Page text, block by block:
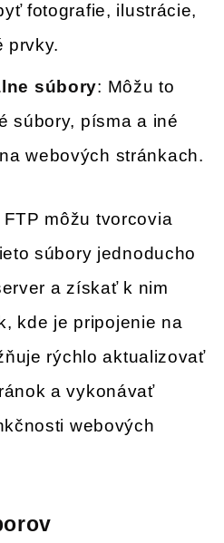
fotografie, ilustrácie,
prvky.
súbory: Môžu to
súbory, písma a iné
webových stránkach.
môžu tvorcovia
súbory jednoducho
a získať k nim
kde je pripojenie na
rýchlo aktualizovať
a vykonávať
webových